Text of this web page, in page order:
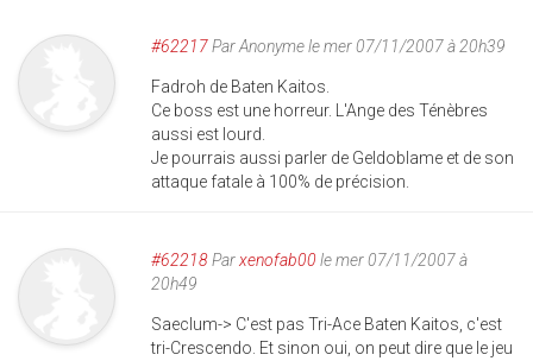
#62217ParAnonymele mer 07/11/2007 à 20h39
Fadroh de Baten Kaitos.
Ce boss est une horreur. L'Ange des Ténèbres
aussi est lourd.
Je pourrais aussi parler de Geldoblame et de son
attaque fatale à 100% de précision.
#62218Parxenofab00 le mer 07/11/2007 à
20h49
Saeclum-> C'est pas Tri-Ace Baten Kaitos, c'est
tri-Crescendo. Et sinon oui, on peut dire que le jeu